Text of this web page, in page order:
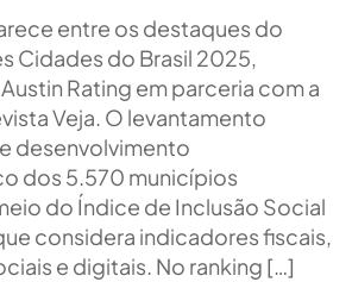
entre os destaques do
Cidades do Brasil 2025,
Rating em parceria com a
Veja. O levantamento
desenvolvimento
dos 5.570 municípios
do Índice de Inclusão Social
considera indicadores fiscais,
e digitais. No ranking […]